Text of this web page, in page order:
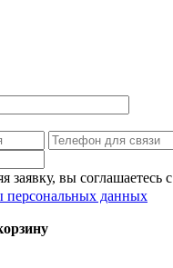
заявку, вы соглашаетесь с
персональных данных